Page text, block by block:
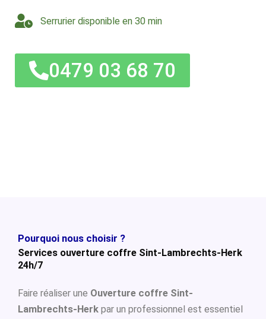
Serrurier disponible en 30 min
0479 03 68 70
Pourquoi nous choisir ?
Services ouverture coffre Sint-Lambrechts-Herk
24h/7
Faire réaliser une Ouverture coffre Sint-
Lambrechts-Herk par un professionnel est essentiel